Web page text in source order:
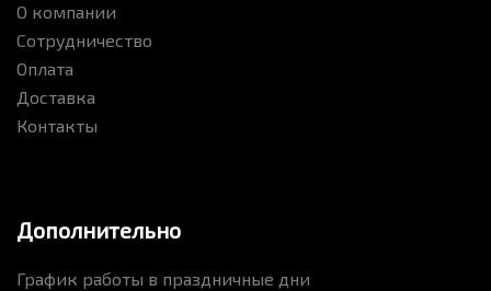
О компании
Сотрудничество
Оплата
Доставка
Контакты
Дополнительно
График работы в праздничные дни